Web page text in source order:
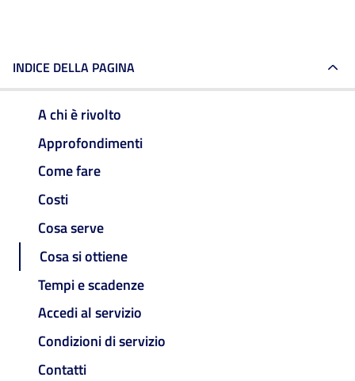
INDICE DELLA PAGINA
A chi è rivolto
Approfondimenti
Come fare
Costi
Cosa serve
Cosa si ottiene
Tempi e scadenze
Accedi al servizio
Condizioni di servizio
Contatti